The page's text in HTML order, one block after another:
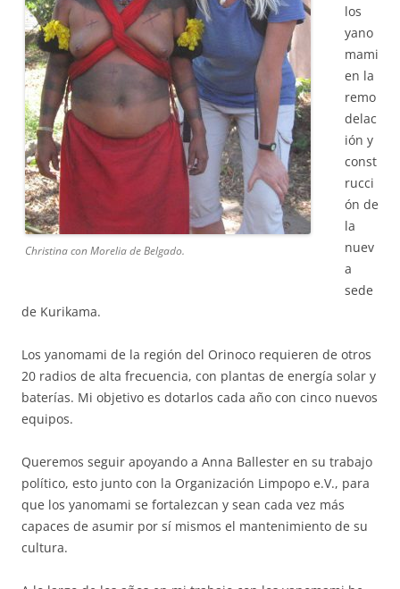
Christina con Morelia de Belgado.
los
yano
mami
en la
remo
delac
ión y
const
rucci
ón de
la
nuev
a
sede
de Kurikama.
Los yanomami de la región del Orinoco requieren de otros
20 radios de alta frecuencia, con plantas de energía solar y
baterías. Mi objetivo es dotarlos cada año con cinco nuevos
equipos.
Queremos seguir apoyando a Anna Ballester en su trabajo
político, esto junto con la Organización Limpopo e.V., para
que los yanomami se fortalezcan y sean cada vez más
capaces de asumir por sí mismos el mantenimiento de su
cultura.